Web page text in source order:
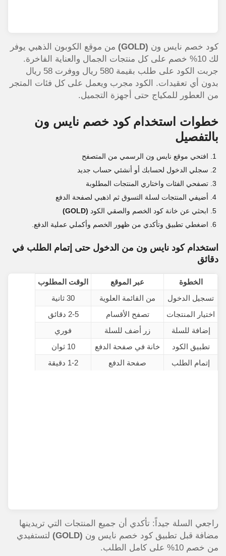
كود خصم نايس ون (GOLD)
من موقع الكوبون الذهبي يوفر
لك 10% خصم على كل منتجات الجمال والعناية الفاخرة.
جربت الكود على طلب بقيمة 580 ريال ووفرت 58 ريال
بدون أي تعقيدات. الكود مجرب ويعمل على كل فئات المتجر
من العطور للمكياج حتى أجهزة التجميل.
خطوات استخدام كود خصم نايس ون
بالتفصيل
افتحي موقع نايس ون الرسمي من المتصفح
سجلي الدخول لحسابك أو أنشئي حساب جديد
تصفحي الفئات واختاري المنتجات المطلوبة
أضيفي المنتجات لسلة التسوق ثم اذهبي لصفحة الدفع
ابحثي عن خانة كود الخصم والصقي الكود (GOLD)
اضغطي تطبيق وتأكدي من ظهور الخصم وأكملي عملية الدفع.
استخدام كود نايس ون من الدخول حتى إتمام الطلب في
دقائق
الخطوة عبر الموقع
الوقت المطلوب
تسجيل الدخول
من القائمة العلوية
30 ثانية
اختيار المنتجات
تصفح الأقسام
2-5 دقائق
إضافة للسلة
زر أضف للسلة
فوري
تطبيق الكود
خانة في صفحة الدفع
10 ثوان
إتمام الطلب
صفحة الدفع 1-2 دقيقة
راجعي السلة جيداً: تأكدي أن جميع المنتجات التي تريدينها
مضافة قبل تطبيق كود خصم نايس ون (GOLD)
لتستفيدي
من خصم 10% على كامل الطلب.